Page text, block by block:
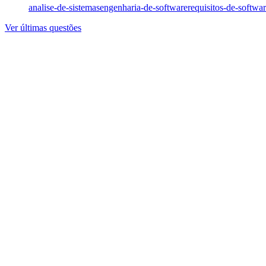
analise-de-sistemasengenharia-de-softwarerequisitos-de-
Ver últimas questões